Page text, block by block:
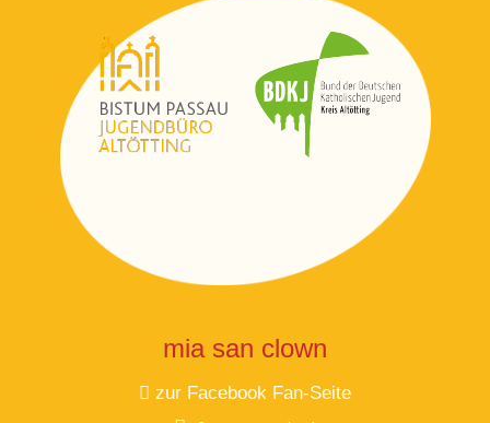
mia san clown
zur Facebook Fan-Seite